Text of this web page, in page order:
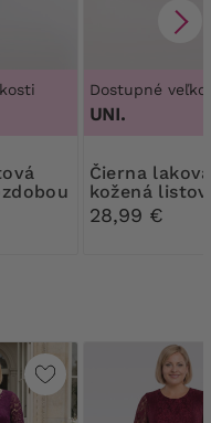
Dostupné
UNI.
Čierna lakovaná
kožená
kabelka
28,99 €